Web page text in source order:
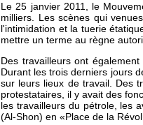
Le 25 janvier 2011, le
milliers. Les scènes qui
l'intimidation et la tuerie
mettre un terme au règne
Des travailleurs ont
Durant les trois derniers jours
sur leurs lieux de travail. Des
protestataires, il y avait des
les travailleurs du pétrole, les
(Al-Shon) en «Place de la